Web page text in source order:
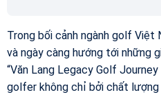
Trong bối cảnh ngành golf Việt
và ngày càng hướng tới những
“Văn Lang Legacy Golf
golfer không chỉ bởi chất lượng